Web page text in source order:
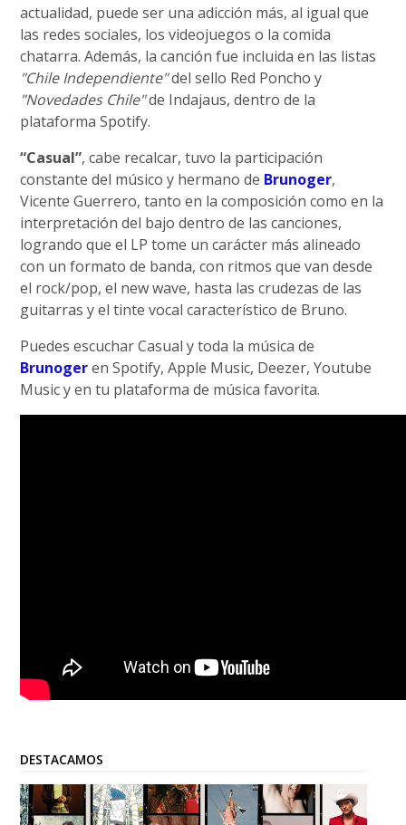
actualidad, puede ser una adicción más, al igual que
las redes sociales, los videojuegos o la comida
chatarra. Además, la canción fue incluida en las listas
"Chile Independiente"del sello Red Poncho y
"Novedades Chile"de Indajaus, dentro de la
plataforma Spotify.
“Casual”, cabe recalcar, tuvo la participación
constante del músico y hermano de Brunoger,
Vicente Guerrero, tanto en la composición como en la
interpretación del bajo dentro de las canciones,
logrando que el LP tome un carácter más alineado
con un formato de banda, con ritmos que van desde
el rock/pop, el new wave, hasta las crudezas de las
guitarras y el tinte vocal característico de Bruno.
Puedes escuchar Casual y toda la música de
Brunogeren Spotify, Apple Music, Deezer, Youtube
Music y en tu plataforma de música favorita.
DESTACAMOS